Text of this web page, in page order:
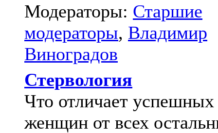
Модераторы: Старшие
модераторы, Владимир
Виноградов
Стервология
Что отличает успешных
женщин от всех